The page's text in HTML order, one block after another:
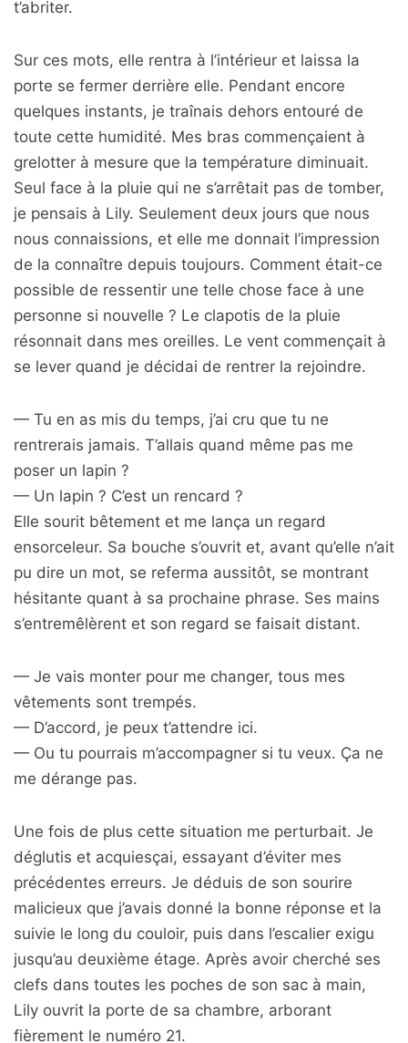
t’abriter.
Sur ces mots, elle rentra à l’intérieur et laissa la
porte se fermer derrière elle. Pendant encore
quelques instants, je traînais dehors entouré de
toute cette humidité. Mes bras commençaient à
grelotter à mesure que la température diminuait.
Seul face à la pluie qui ne s’arrêtait pas de tomber,
je pensais à Lily. Seulement deux jours que nous
nous connaissions, et elle me donnait l’impression
de la connaître depuis toujours. Comment était-ce
possible de ressentir une telle chose face à une
personne si nouvelle ? Le clapotis de la pluie
résonnait dans mes oreilles. Le vent commençait à
se lever quand je décidai de rentrer la rejoindre.
— Tu en as mis du temps, j’ai cru que tu ne
rentrerais jamais. T’allais quand même pas me
poser un lapin ?
— Un lapin ? C’est un rencard ?
Elle sourit bêtement et me lança un regard
ensorceleur. Sa bouche s’ouvrit et, avant qu’elle n’ait
pu dire un mot, se referma aussitôt, se montrant
hésitante quant à sa prochaine phrase. Ses mains
s’entremêlèrent et son regard se faisait distant.
— Je vais monter pour me changer, tous mes
vêtements sont trempés.
— D’accord, je peux t’attendre ici.
— Ou tu pourrais m’accompagner si tu veux. Ça ne
me dérange pas.
Une fois de plus cette situation me perturbait. Je
déglutis et acquiesçai, essayant d’éviter mes
précédentes erreurs. Je déduis de son sourire
malicieux que j’avais donné la bonne réponse et la
suivie le long du couloir, puis dans l’escalier exigu
jusqu’au deuxième étage. Après avoir cherché ses
clefs dans toutes les poches de son sac à main,
Lily ouvrit la porte de sa chambre, arborant
fièrement le numéro 21.